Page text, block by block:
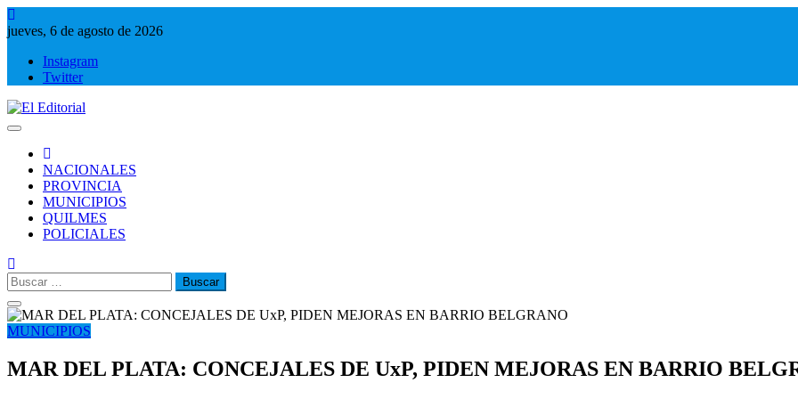
Saltar
al
jueves, 6 de agosto de 2026
Instagram
Twitter
NACIONALES
PROVINCIA
MUNICIPIOS
QUILMES
POLICIALES
Buscar:
MUNICIPIOS
MAR DEL PLATA: CONCEJALES DE UxP, PIDEN MEJORAS EN BARRIO